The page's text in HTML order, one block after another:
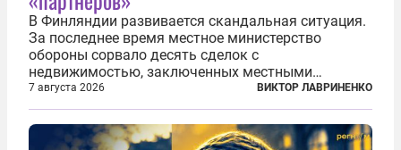
В Финляндии развивается скандальная ситуация.
За последнее время местное министерство
обороны сорвало десять сделок с
недвижимостью, заключенных местными
фирмами с китайским капиталом. Чиновники
заявили, что они могли заключаться с целью
создания в Финляндии шпионской сети, чтобы
следить за...
7 августа 2026 ВИКТОР ЛАВРИНЕНКО